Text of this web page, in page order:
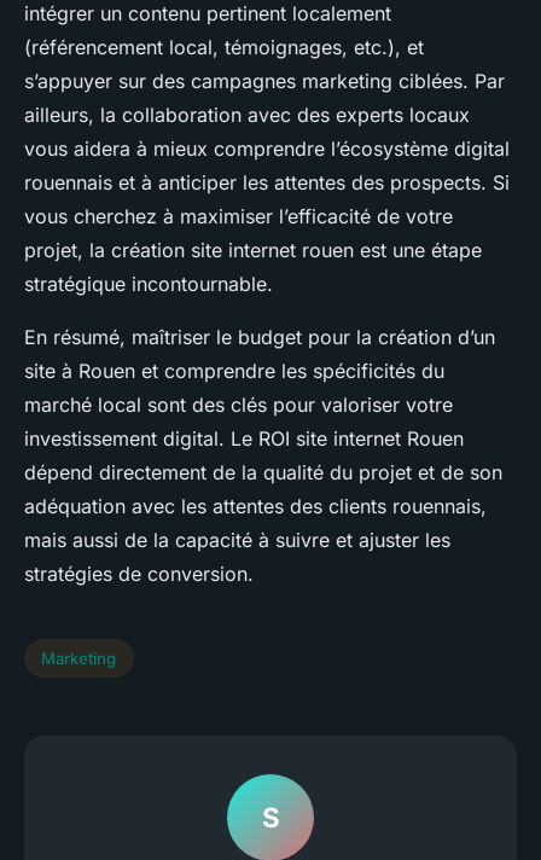
intégrer un contenu pertinent localement
(référencement local, témoignages, etc.), et
s’appuyer sur des campagnes marketing ciblées. Par
ailleurs, la collaboration avec des experts locaux
vous aidera à mieux comprendre l’écosystème digital
rouennais et à anticiper les attentes des prospects. Si
vous cherchez à maximiser l’efficacité de votre
projet, la création site internet rouen est une étape
stratégique incontournable.
En résumé, maîtriser le budget pour la création d’un
site à Rouen et comprendre les spécificités du
marché local sont des clés pour valoriser votre
investissement digital. Le ROI site internet Rouen
dépend directement de la qualité du projet et de son
adéquation avec les attentes des clients rouennais,
mais aussi de la capacité à suivre et ajuster les
stratégies de conversion.
Marketing
S